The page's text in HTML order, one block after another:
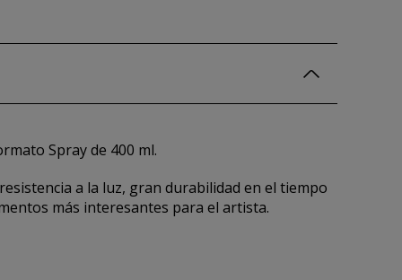
Spray de 400 ml.
a la luz, gran durabilidad en el tiempo
más interesantes para el artista.